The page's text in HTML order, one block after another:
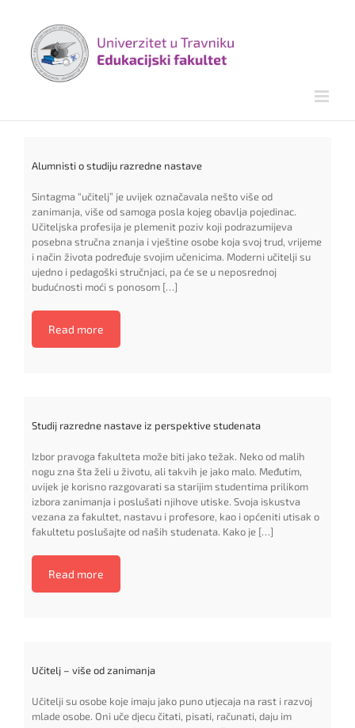
content
Alumnisti o studiju razredne nastave
Sintagma “učitelj” je uvijek označavala nešto više od
zanimanja, više od samoga posla kojeg obavlja pojedinac.
Učiteljska profesija je plemenit poziv koji podrazumijeva
posebna stručna znanja i vještine osobe koja svoj trud, vrijeme
i način života podređuje svojim učenicima. Moderni učitelji su
ujedno i pedagoški stručnjaci, pa će se u neposrednoj
budućnosti moći s ponosom […]
Read more
Studij razredne nastave iz perspektive studenata
Izbor pravoga fakulteta može biti jako težak. Neko od malih
nogu zna šta želi u životu, ali takvih je jako malo. Međutim,
uvijek je korisno razgovarati sa starijim studentima prilikom
izbora zanimanja i poslušati njihove utiske. Svoja iskustva
vezana za fakultet, nastavu i profesore, kao i općeniti utisak o
fakultetu poslušajte od naših studenata. Kako je […]
Read more
Učitelj – više od zanimanja
Učitelji su osobe koje imaju jako puno utjecaja na rast i razvoj
mlade osobe. Oni uče djecu čitati, pisati, računati, daju im